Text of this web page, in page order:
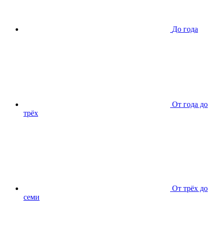
До года
От года до
трёх
От трёх до
семи